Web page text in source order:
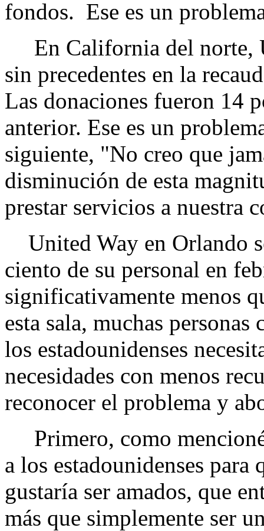
fondos. Ese es un
En California del norte,
sin precedentes en la
Las donaciones fueron 14
anterior. Ese es un
siguiente, "No creo que
disminución de esta
prestar servicios a nuestra
United Way en Orlando
ciento de su personal en
significativamente menos
esta sala, muchas
los estadounidenses
necesidades con menos
reconocer el problema y
Primero, como
a los estadounidenses
gustaría ser amados, que
más que simplemente ser